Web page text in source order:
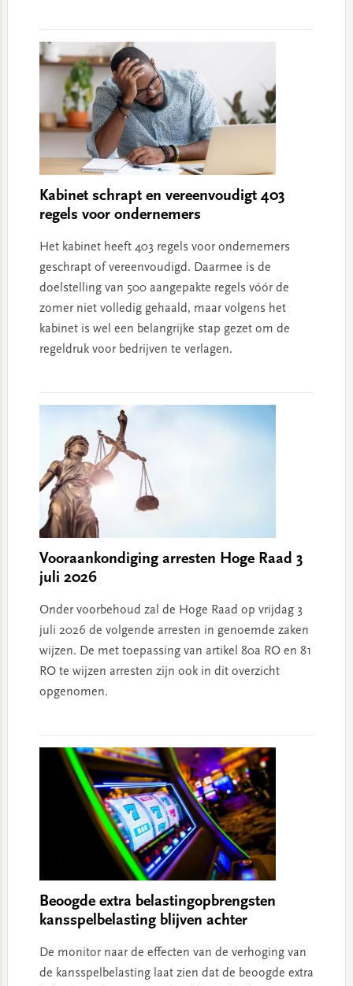
Kabinet schrapt en vereenvoudigt 403
regels voor ondernemers
Het kabinet heeft 403 regels voor ondernemers
geschrapt of vereenvoudigd. Daarmee is de
doelstelling van 500 aangepakte regels vóór de
zomer niet volledig gehaald, maar volgens het
kabinet is wel een belangrijke stap gezet om de
regeldruk voor bedrijven te verlagen.
Vooraankondiging arresten Hoge Raad 3
juli 2026
Onder voorbehoud zal de Hoge Raad op vrijdag 3
juli 2026 de volgende arresten in genoemde zaken
wijzen. De met toepassing van artikel 80a RO en 81
RO te wijzen arresten zijn ook in dit overzicht
opgenomen.
Beoogde extra belastingopbrengsten
kansspelbelasting blijven achter
De monitor naar de effecten van de verhoging van
de kansspelbelasting laat zien dat de beoogde extra